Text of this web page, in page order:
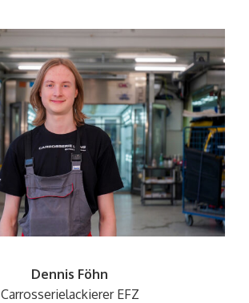
Dennis Föhn
CarrosserielackiererEFZ